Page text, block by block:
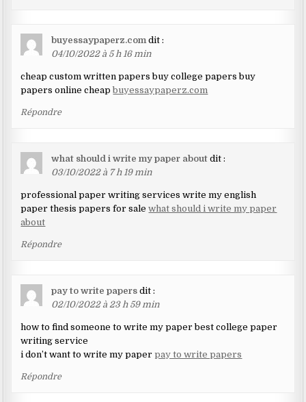
buyessaypaperz.com dit :
04/10/2022 à 5 h 16 min
cheap custom written papers buy college papers buy
papers online cheapbuyessaypaperz.com
Répondre
what should i write my paper about dit :
03/10/2022 à 7 h 19 min
professional paper writing services write my english
paper thesis papers for salewhat should i write my paper
about
Répondre
pay to write papers dit :
02/10/2022 à 23 h 59 min
how to find someone to write my paper best college paper
writing service
i don’t want to write my paperpay to write papers
Répondre